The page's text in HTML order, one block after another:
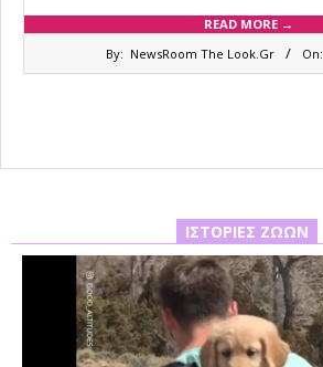
READ MORE →
By: NewsRoom The Look.Gr On:
ΙΣΤΟΡΊΕΣ ΖΏΩΝ